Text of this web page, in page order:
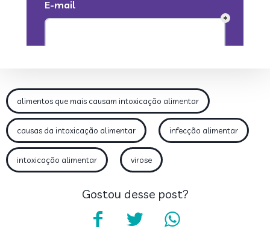
alimentos que mais causam intoxicação alimentar
causas da intoxicação alimentar infecção alimentar
intoxicação alimentar virose
Gostou desse post?